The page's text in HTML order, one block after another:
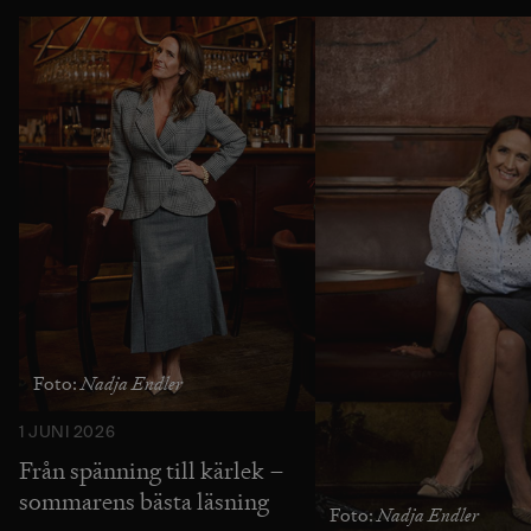
Foto:Nadja Endler
1 JUNI 2026
Från spänning till kärlek –
sommarens bästa läsning
Foto:Nadja Endler